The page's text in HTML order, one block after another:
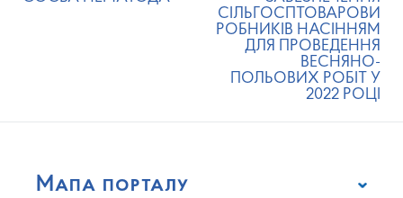
СІЛЬГОСПТОВАРОВИ
РОБНИКІВ НАСІННЯМ
ДЛЯ ПРОВЕДЕННЯ
ВЕСНЯНО-
ПОЛЬОВИХ РОБІТ У
2022 РОЦІ
Мапа порталу